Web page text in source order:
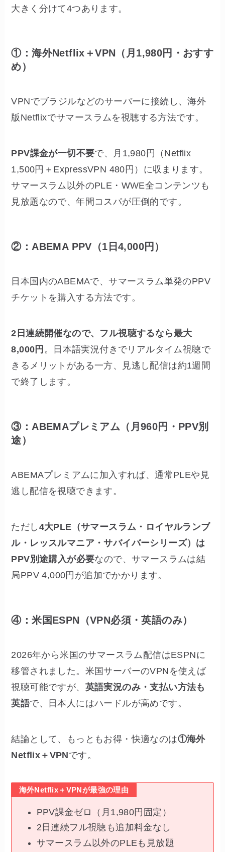
大きく分けて4つあります。
①：海外Netflix＋VPN（月1,980円・おすす
め）
VPNでブラジルなどのサーバーに接続し、海外
版Netflixでサマースラムを視聴する方法です。
PPV課金が一切不要で、月1,980円（Netflix
1,500円＋ExpressVPN 480円）に収まります。
サマースラム以外のPLE・WWE全コンテンツも
見放題なので、年間コスパが圧倒的です。
②：ABEMA PPV（1日4,000円）
日本国内のABEMAで、サマースラム単発のPPV
チケットを購入する方法です。
2日連続開催なので、フル視聴するなら最大
8,000円 。日本語実況付きでリアルタイム視聴で
きるメリットがある一方、見逃し配信は約1週間
で終了します。
③：ABEMAプレミアム（月960円・PPV別
途）
ABEMAプレミアムに加入すれば、通常PLEや見
逃し配信を視聴できます。
ただし 4大PLE（サマースラム・ロイヤルランブ
ル・レッスルマニア・サバイバーシリーズ）は
PPV別途購入が必要なので、サマースラムは結
局PPV 4,000円が追加でかかります。
④：米国ESPN（VPN必須・英語のみ）
2026年から米国のサマースラム配信はESPNに
移管されました。米国サーバーのVPNを使えば
視聴可能ですが、 英語実況のみ・支払い方法も
英語で、日本人にはハードルが高めです。
結論として、もっともお得・快適なのは①海外
Netflix＋VPNです。
海外Netflix＋VPNが最強の理由
PPV課金ゼロ（月1,980円固定）
2日連続フル視聴も追加料金なし
サマースラム以外のPLEも見放題